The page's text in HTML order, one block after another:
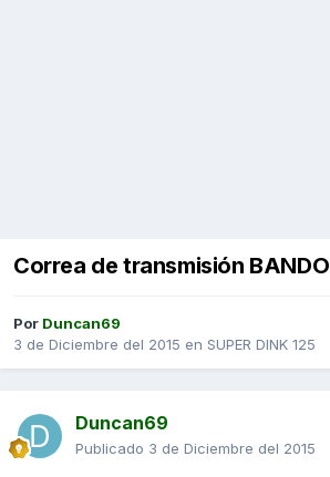
Correa de transmisión BANDO
Por Duncan69
3 de Diciembre del 2015 en SUPER DINK 125
Duncan69
Publicado 3 de Diciembre del 2015